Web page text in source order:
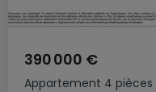
Appartement 4 pièces
390 000 €